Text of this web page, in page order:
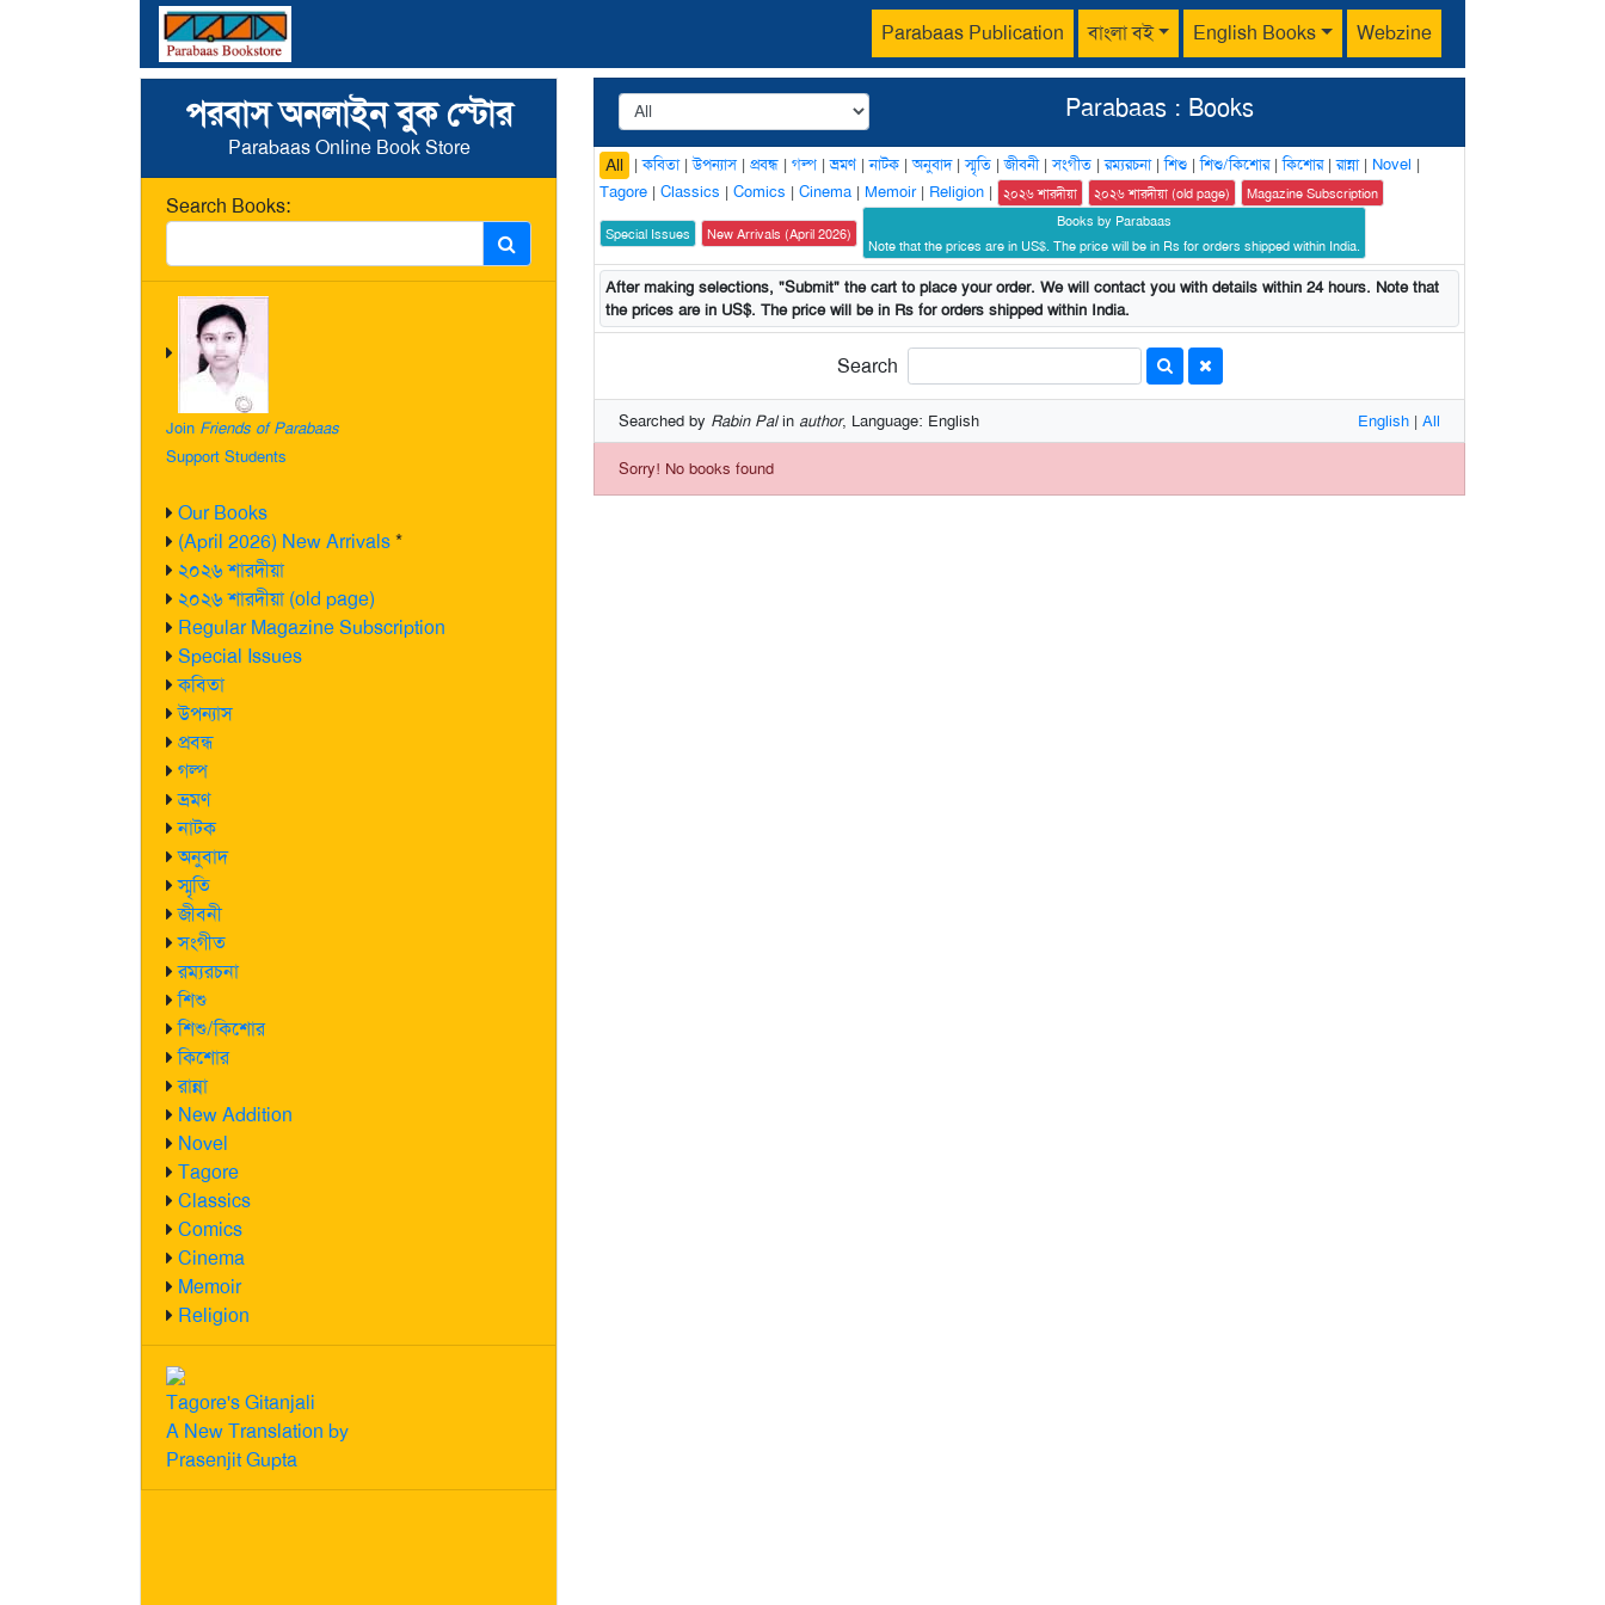
Parabaas Publication বাংলা বই English Books Webzine
পরবাস অনলাইন বুক স্টোর
Parabaas Online Book Store
Search Books:
Join Friends of Parabaas
Support Students
Our Books
(April 2026) New Arrivals*
২০২৬ শারদীয়া
২০২৬ শারদীয়া (old page)
Regular Magazine Subscription
Special Issues
কবিতা
উপন্যাস
প্রবন্ধ
গল্প
ভ্রমণ
নাটক
অনুবাদ
স্মৃতি
জীবনী
সংগীত
রম্যরচনা
শিশু
শিশু/কিশোর
কিশোর
রান্না
New Addition
Novel
Tagore
Classics
Comics
Cinema
Memoir
Religion
Tagore's Gitanjali
A New Translation by
Prasenjit Gupta
Parabaas : Books
All |কবিতা|উপন্যাস| প্রবন্ধ | গল্প |ভ্রমণ|নাটক |অনুবাদ|স্মৃতি |জীবনী|সংগীত |রম্যরচনা|শিশু |শিশু/কিশোর|কিশোর|রান্না| Novel |
Tagore | Classics | Comics | Cinema | Memoir| Religion | ২০২৬ শারদীয়া ২০২৬ শারদীয়া (old page) Magazine Subscription
Special Issues New Arrivals (April 2026)
Books by Parabaas
Note that the prices are in US$. The price will be in Rs for orders shipped within India.
After making selections, "Submit" the cart to place your order. We will contact you with details within 24 hours. Note that
the prices are in US$. The price will be in Rs for orders shipped within India.
Search
Searched by Rabin Palin author, Language: English English | All
Sorry! No books found